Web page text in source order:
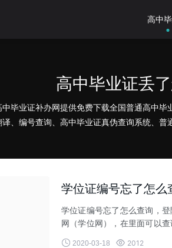
高中
高中毕业证丢
中毕业证补办网提供免费下载全国普通高中毕
译、编号查询、高中毕业证真伪查询系统、普
学位证编号忘了怎么
学位证编号忘了怎么查询，
网（学位网），在里面可以
 2020-03-18  2012